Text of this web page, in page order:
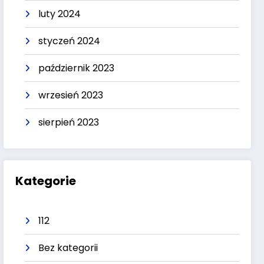
luty 2024
styczeń 2024
październik 2023
wrzesień 2023
sierpień 2023
Kategorie
112
Bez kategorii